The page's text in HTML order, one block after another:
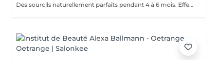
Des sourcils naturellement parfaits pendant 4 à 6 mois. Effet maquillé léger et élégant, sans engagement lourd. Idéal pour sublimer le regard en toute simplicité.